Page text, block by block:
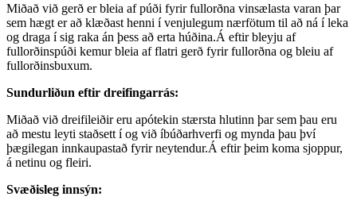
Miðað við gerð er bleia af púði fyrir fullorðna vinsælasta varan þar
sem hægt er að klæðast henni í venjulegum nærfötum til að ná í leka
og draga í sig raka án þess að erta húðina.Á eftir bleyju af
fullorðinspúði kemur bleia af flatri gerð fyrir fullorðna og bleiu af
fullorðinsbuxum.
Sundurliðun eftir dreifingarrás:
Miðað við dreifileiðir eru apótekin stærsta hlutinn þar sem þau eru
að mestu leyti staðsett í og ​​við íbúðarhverfi og mynda þau því
þægilegan innkaupastað fyrir neytendur.Á eftir þeim koma sjoppur,
á netinu og fleiri.
Svæðisleg innsýn: